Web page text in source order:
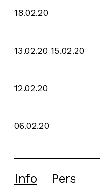
18.02.20
13.02.20 15.02.20
12.02.20
06.02.20
Info Pers